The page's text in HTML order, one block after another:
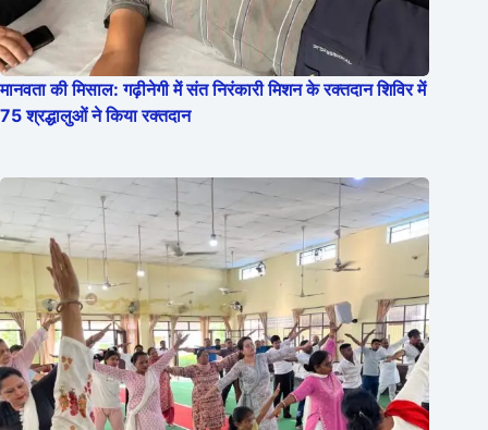
मानवता की मिसाल: गढ़ीनेगी में संत निरंकारी मिशन के रक्तदान शिविर में
75 श्रद्धालुओं ने किया रक्तदान